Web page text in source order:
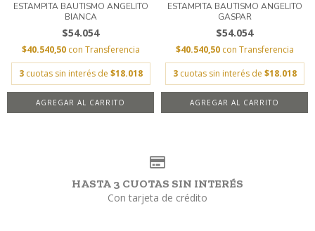
ESTAMPITA BAUTISMO ANGELITO
BIANCA
$54.054
$40.540,50 con Transferencia
3 cuotas sin interés de $18.018
AGREGAR AL CARRITO
ESTAMPITA BAUTISMO ANGELITO
GASPAR
$54.054
$40.540,50 con Transferencia
3 cuotas sin interés de $18.018
AGREGAR AL CARRITO
HASTA 3 CUOTAS SIN INTERÉS
Con tarjeta de crédito